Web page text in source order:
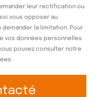
leur rectification ou
vous opposer au
la limitation. Pour
vos données personnelles
pouvez consulter notre